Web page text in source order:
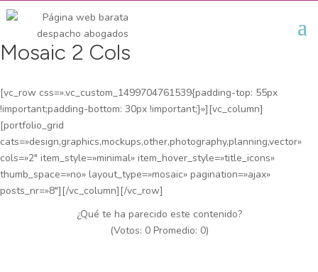
Mosaic 2 Cols
[vc_row css=».vc_custom_1499704761539{padding-top: 55px
!important;padding-bottom: 30px !important;}»][vc_column]
[portfolio_grid
cats=»design,graphics,mockups,other,photography,planning,vector»
cols=»2″ item_style=»minimal» item_hover_style=»title_icons»
thumb_space=»no» layout_type=»mosaic» pagination=»ajax»
posts_nr=»8″][/vc_column][/vc_row]
¿Qué te ha parecido este contenido?
(Votos: 0Promedio: 0)